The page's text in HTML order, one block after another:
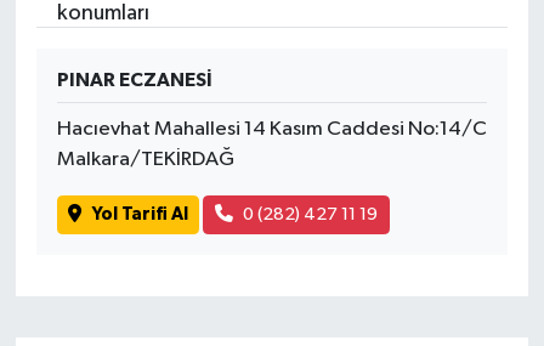
konumları
PINAR ECZANESİ
Hacıevhat Mahallesi 14 Kasım Caddesi No:14/C
Malkara/TEKİRDAĞ
Yol Tarifi Al 0 (282) 427 11 19